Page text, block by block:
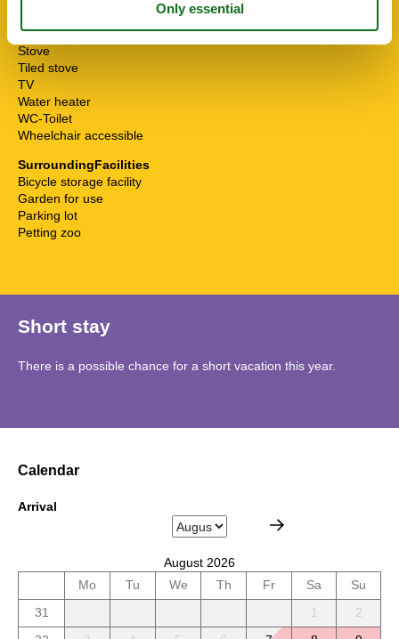
Sofa bed
Stove
Tiled stove
TV
Water heater
WC-Toilet
Wheelchair accessible
SurroundingFacilities
Bicycle storage facility
Garden for use
Parking lot
Petting zoo
Short stay
There is a possible chance for a short vacation this year.
Calendar
Arrival
August 2026
Mo
Tu We Th Fr Sa
Su
31
1
2